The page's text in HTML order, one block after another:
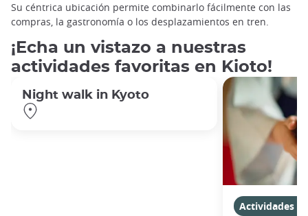
Su céntrica ubicación permite combinarlo fácilmente con las
compras, la gastronomía o los desplazamientos en tren.
¡Echa un vistazo a nuestras
actividades favoritas en Kioto!
Night walk in Kyoto
Actividades